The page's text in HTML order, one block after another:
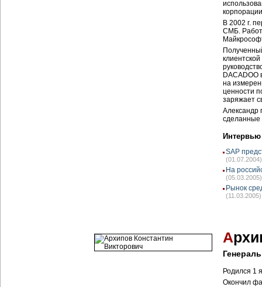
В 2002 г.
СМБ.
DACADOO
на
ценности
заряжает
Александр
сделанные
Интервью
SAP
(01.07.2004)
На
(05.03.2005)
Рынок
(11.03.2005)
А
Родился 1
Окончил